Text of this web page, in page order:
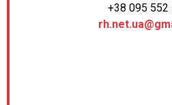
+38 095 552